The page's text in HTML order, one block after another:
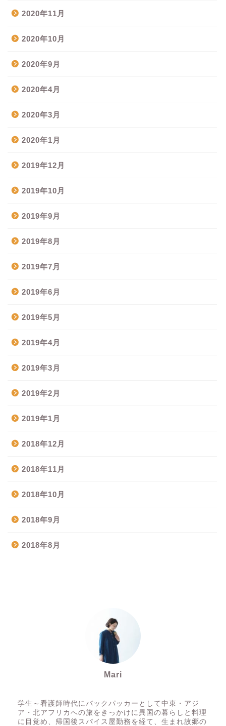
2020年11月
2020年10月
2020年9月
2020年4月
2020年3月
2020年1月
2019年12月
2019年10月
2019年9月
2019年8月
2019年7月
2019年6月
2019年5月
2019年4月
2019年3月
2019年2月
2019年1月
2018年12月
2018年11月
2018年10月
2018年9月
2018年8月
Mari
学生～看護師時代にバックパッカーとして中東・アジ
ア・北アフリカへの旅をきっかけに異国の暮らしと料理
に目覚め、帰国後スパイス屋勤務を経て、生まれ故郷の